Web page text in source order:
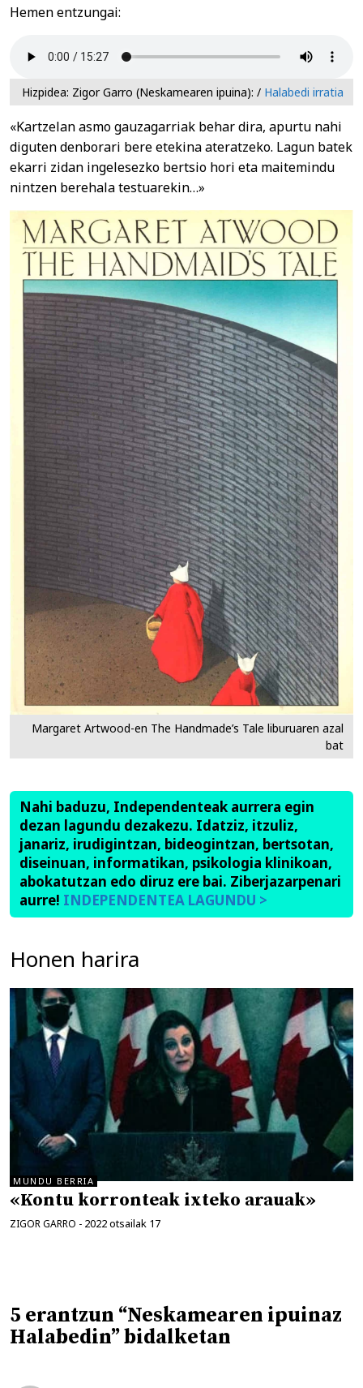
Hemen entzungai:
Hizpidea: Zigor Garro (Neskamearen ipuina): / Halabedi irratia
«Kartzelan asmo gauzagarriak behar dira, apurtu nahi
diguten denborari bere etekina ateratzeko. Lagun batek
ekarri zidan ingelesezko bertsio hori eta maitemindu
nintzen berehala testuarekin…»
Margaret Artwood-en The Handmade’s Tale liburuaren azal
bat
Nahi baduzu, Independenteak aurrera egin
dezan lagundu dezakezu. Idatziz, itzuliz,
janariz, irudigintzan, bideogintzan, bertsotan,
diseinuan, informatikan, psikologia klinikoan,
abokatutzan edo diruz ere bai. Ziberjazarpenari
aurre! INDEPENDENTEA LAGUNDU >
Honen harira
MUNDU BERRIA
«Kontu korronteak ixteko arauak»
ZIGOR GARRO - 2022 otsailak 17
5 erantzun “Neskamearen ipuinaz
Halabedin” bidalketan